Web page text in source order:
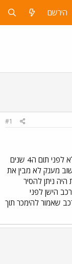
הירשם
#1
הייתי היום במשרדי אגף השיקום התהליך מתחיל לא לפני תום ה4 שנים
מענק לא מבין את
ניתן להסיר
הישן לפני
שאמור להימכר תוך